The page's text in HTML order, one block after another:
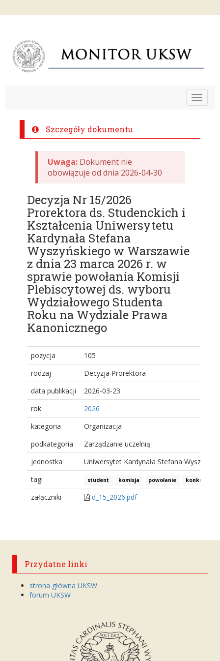
Toggle
Szczegóły dokumentu
Uwaga: Dokument nie
obowiązuje od dnia 2026-04-30
Decyzja Nr 15/2026
Prorektora ds. Studenckich i
Kształcenia Uniwersytetu
Kardynała Stefana
Wyszyńskiego w Warszawie
z dnia 23 marca 2026 r. w
sprawie powołania Komisji
Plebiscytowej ds. wyboru
Wydziałowego Studenta
Roku na Wydziale Prawa
Kanonicznego
pozycja
105
rodzaj
Decyzja Prorektora
data publikacji
2026-03-23
rok
2026
kategoria
Organizacja
podkategoria
Zarządzanie uczelnią
jednostka
Uniwersytet Kardynała Stefana
tagi
student komisja powołanie konkurs
załączniki d_15_2026.pdf
Przydatne linki
strona główna UKSW
forum UKSW